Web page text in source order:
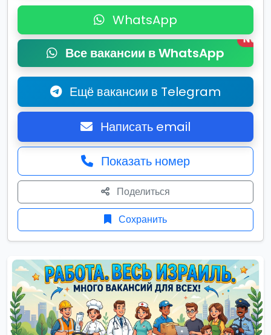
WhatsApp
Все вакансии в WhatsApp
New
Ещё вакансии в Telegram
Написать email
Показать номер
Поделиться
Сохранить